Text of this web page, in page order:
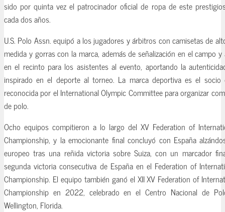
sido por quinta vez el patrocinador oficial de ropa de este
cada dos años.
U.S. Polo Assn. equipó a los jugadores y árbitros con camisetas de
medida y gorras con la marca, además de señalización en el campo
en el recinto para los asistentes al evento, aportando la
inspirado en el deporte al torneo. La marca deportiva es el
reconocida por el International Olympic Committee para organizar
de polo.
Ocho equipos compitieron a lo largo del XV Federation of
Championship, y la emocionante final concluyó con España
europeo tras una reñida victoria sobre Suiza, con un marcador
segunda victoria consecutiva de España en el Federation of
Championship. El equipo también ganó el XII XV Federation of
Championship en 2022, celebrado en el Centro Nacional de
Wellington, Florida.